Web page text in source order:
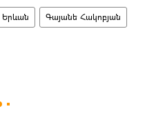
Երևան Գայանե Հակոբյան